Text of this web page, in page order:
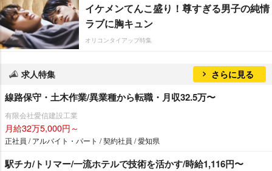
イケメンてんこ盛り！尊すぎる男子の純情
ラブに胸キュン
オリコンタイアップ特集
求人特集 さらに見る
線路保守・土木作業/異業種から転職・月収32.5万〜
有限会社愛信建設工業
月給32万5,000円～
正社員 / アルバイト・パート / 契約社員 / 愛知県
駅チカ/トリマー/一流ホテルで技術を活かす/時給1,116円〜